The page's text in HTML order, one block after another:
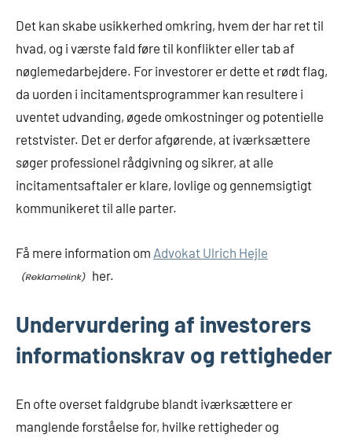
Det kan skabe usikkerhed omkring, hvem der har ret til
hvad, og i værste fald føre til konflikter eller tab af
nøglemedarbejdere. For investorer er dette et rødt flag,
da uorden i incitamentsprogrammer kan resultere i
uventet udvanding, øgede omkostninger og potentielle
retstvister. Det er derfor afgørende, at iværksættere
søger professionel rådgivning og sikrer, at alle
incitamentsaftaler er klare, lovlige og gennemsigtigt
kommunikeret til alle parter.
Få mere information om Advokat Ulrich Hejle
her.
Undervurdering af investorers
informationskrav og rettigheder
En ofte overset faldgrube blandt iværksættere er
manglende forståelse for, hvilke rettigheder og